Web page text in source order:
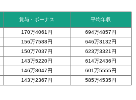
賞与・ボーナス 平均年収
170万4061円
694万4857円
156万7588円
646万3132円
150万7037円
623万3321円
143万5220円
614万2436円
146万8047円
601万5555円
143万2367円 585万4535円